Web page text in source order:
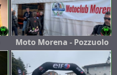
Moto Morena - Pozzuolo